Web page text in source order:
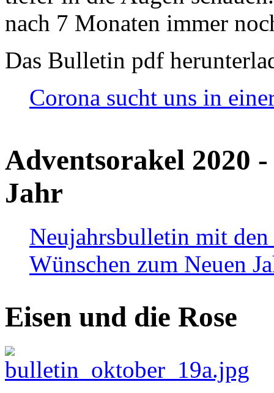
nach 7 Monaten immer
Das Bulletin pdf
Corona sucht uns in
Adventsorakel 2020
Jahr
Neujahrsbulletin mit den
Wünschen zum Neuen
Eisen und die Rose